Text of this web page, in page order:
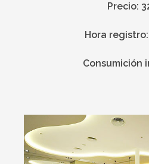
Precio:
Hora registro:
Consumición